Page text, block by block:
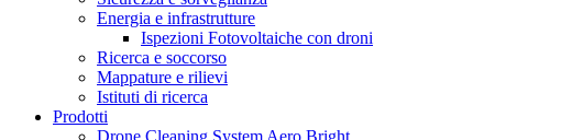
Energia e infrastrutture
Ispezioni Fotovoltaiche con droni
Ricerca e soccorso
Mappature e rilievi
Istituti di ricerca
Prodotti
Drone Cleaning System Aero Bright